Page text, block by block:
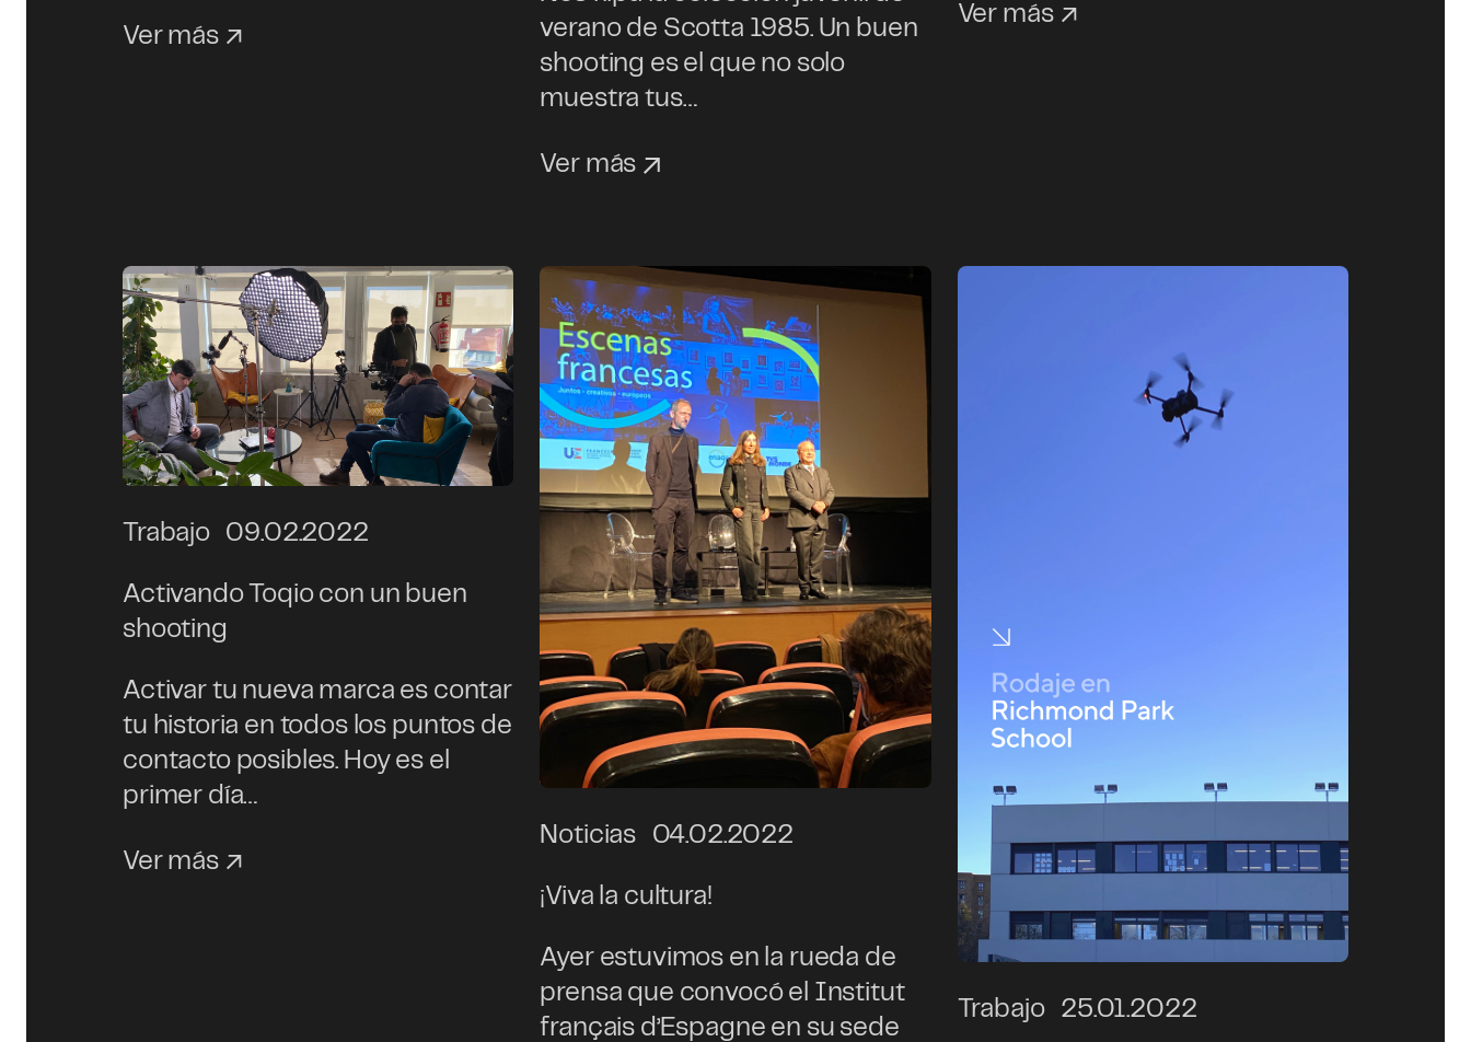
Ver más
verano de Scotta 1985. Un buen
shooting es el que no solo
muestra tus…
Ver más
Ver más
Trabajo 09.02.2022
Activando Toqio con un buen
shooting
Activar tu nueva marca es contar
tu historia en todos los puntos de
contacto posibles. Hoy es el
primer día…
Ver más
Noticias 04.02.2022
¡Viva la cultura!
Ayer estuvimos en la rueda de
prensa que convocó el Institut
français d’Espagne en su sede
Trabajo 25.01.2022